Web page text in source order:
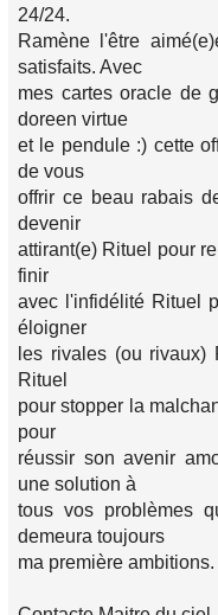
24/24.
Ramène l'être
satisfaits. Avec
mes cartes oracle de
doreen virtue
et le pendule :) cette
de vous
offrir ce beau rabais
devenir
attirant(e) Rituel pour
finir
avec l'infidélité Rituel
éloigner
les rivales (ou rivaux)
Rituel
pour stopper la
pour
réussir son avenir
une solution à
tous vos problèmes
demeura toujours
ma première